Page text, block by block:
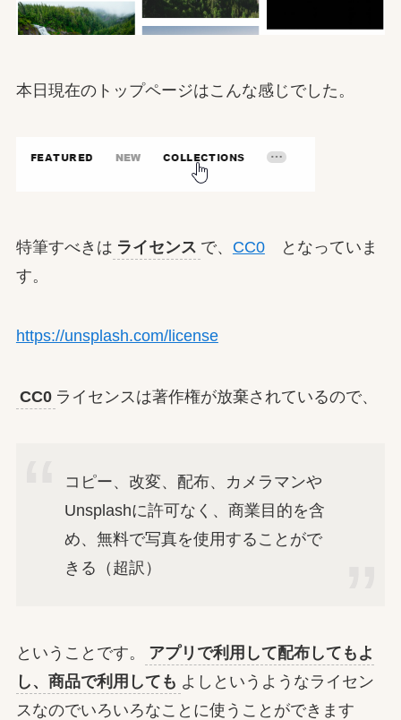
本日現在のトップページはこんな感じでした。
特筆すべきは ライセンス で、 CC0となっていま
す。
https://unsplash.com/license
CC0 ライセンスは著作権が放棄されているので、
コピー、改変、配布、カメラマンや
Unsplashに許可なく、商業目的を含
め、無料で写真を使用することがで
きる（超訳）
ということです。
アプリで利用して配布してもよ
し、商品で利用しても よしというようなライセン
スなのでいろいろなことに使うことができます